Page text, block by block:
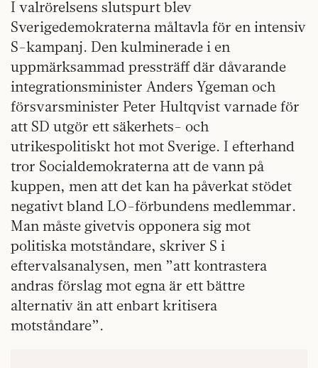
I valrörelsens slutspurt blev
Sverigedemokraterna måltavla för en intensiv
S-kampanj. Den kulminerade i en
uppmärksammad pressträff där dåvarande
integrationsminister Anders Ygeman och
försvarsminister Peter Hultqvist varnade för
att SD utgör ett säkerhets- och
utrikespolitiskt hot mot Sverige. I efterhand
tror Socialdemokraterna att de vann på
kuppen, men att det kan ha påverkat stödet
negativt bland LO-förbundens medlemmar.
Man måste givetvis opponera sig mot
politiska motståndare, skriver S i
eftervalsanalysen, men ”att kontrastera
andras förslag mot egna är ett bättre
alternativ än att enbart kritisera
motståndare”.